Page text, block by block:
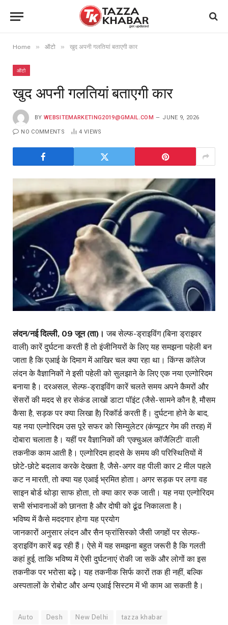
Home » ऑटो » खुद अपनी गलतियां बताएगी कार
ऑटो
खुद अपनी गलतियां बताएगी कार
BY WEBSITEMARKETING2019@GMAIL.COM JUNE 9, 2026
NO COMMENTS 4 VIEWS
लंदन/नई दिल्ली, 09 जून (ता)।जब सेल्फ-ड्राइविंग (बिना ड्राइवर
वाली) कारें दुर्घटना करती हैं तो इंजीनियरों के लिए यह समझना पहेली बन
जाता है कि एआई के दिमाग में आखिर चल क्या रहा था। किंग्स कॉलेज
लंदन के वैज्ञानिकों ने इसी पहेली को सुलझाने के लिए एक नया एल्गोरिदम
बनाया है। दरअसल, सेल्फ-ड्राइविंग कारें चलते समय अपने कैमरों और
सेंसरों की मदद से हर सेकंड लाखों डाटा पॉइंट (जैसे- सामने कौन है, मौसम
कैसा है, सड़क पर क्या लिखा है) रिकॉर्ड करती हैं। दुर्घटना होने के बाद,
यह नया एल्गोरिदम उस पूरे सफर को सिम्युलेटर (कंप्यूटर गेम की तरह) में
दोबारा चलाता है। यहीं पर वैज्ञानिकों की ‘एक्चुअल कॉजैलिटी’ वाली
तकनीक काम आती है। एल्गोरिदम हादसे के समय की परिस्थितियों में
छोटे-छोटे बदलाव करके देखता है, जैसे- अगर वह पीली कार 2 मील पहले
कट न मारती, तो क्या यह एआई भ्रमित होता। अगर सड़क पर लगा वह
साइन बोर्ड थोड़ा साफ होता, तो क्या कार रुक जाती। यह नया एल्गोरिदम
सभी संभावनाओं को छानता है और दोषी को ढूंढ निकालता है।
भविष्य में कैसे मददगार होगा यह प्रयोग
जानकारों अनुसार लंदन और सैन फ्रांसिस्को जैसी जगहों पर सेल्फ-
ड्राइविंग कारें बढ़ रही हैं। ऐसे में यह समझना बहुत जरूरी है कि गलती
कहां हुई, ताकि भविष्य में ऐसी दुर्घटनाएं रोकी जा सकें और लोगों का इस
तकनीक पर भरोसा बढ़े। यह तकनीक सिर्फ कारों तक ही नहीं, बल्कि
अस्पतालों के रोबोट और अन्य एआई सिस्टम में भी काम आ सकती है।
Auto Desh New Delhi tazza khabar